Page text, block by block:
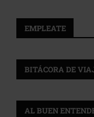
EMPLEATE
BITÁCORA DE
AL BUEN